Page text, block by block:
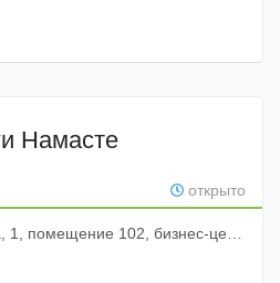
Намасте
открыто
102, бизнес-центр «Парус»